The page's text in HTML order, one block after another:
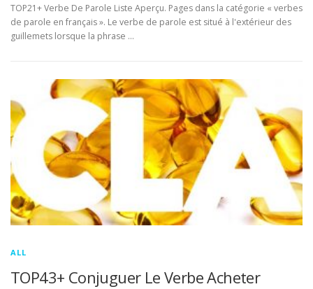
TOP21+ Verbe De Parole Liste Aperçu. Pages dans la catégorie « verbes
de parole en français ». Le verbe de parole est situé à l'extérieur des
guillemets lorsque la phrase …
ALL
TOP43+ Conjuguer Le Verbe Acheter